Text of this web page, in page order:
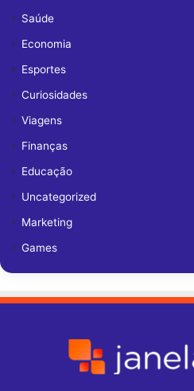
Saúde
Economia
Esportes
Curiosidades
Viagens
Finanças
Educação
Uncategorized
Marketing
Games